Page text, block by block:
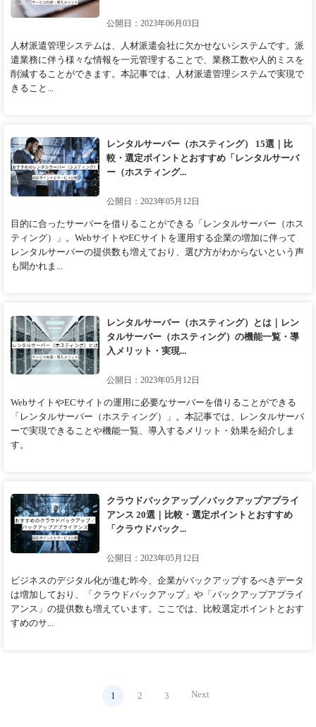
公開日：2023年06月03日
人材派遣管理システムは、人材派遣会社に欠かせないシステムです。派
遣業務に伴う様々な情報を一元管理することで、業務工数や人的ミスを
削減することができます。本記事では、人材派遣管理システムで実現で
きること...
レンタルサーバー（ホスティング） 15選｜比
較・選定ポイントとおすすめ「レンタルサーバ
ー（ホスティング...
公開日：2023年05月12日
目的に合ったサーバーを借りることができる「レンタルサーバー（ホス
ティング）」。WebサイトやECサイトを運用する企業の増加に伴って
レンタルサーバーの提供数も増えており、選び方がわからないという声
も聞かれま...
レンタルサーバー（ホスティング）とは｜レン
タルサーバー（ホスティング）の機能一覧・導
入メリット・実現...
公開日：2023年05月12日
WebサイトやECサイトの運用に必要なサーバーを借りることができる
「レンタルサーバー（ホスティング）」。本記事では、レンタルサーバ
ーで実現できることや機能一覧、導入するメリット・効果を紹介しま
す。
クラウドバックアップ／バックアップアプライ
アンス 20選｜比較・選定ポイントとおすすめ
「クラウドバック...
公開日：2023年05月12日
ビジネスのデジタル化が進む昨今、企業がバックアップするべきデータ
は増加しており、「クラウドバックアップ」や「バックアップアプライ
アンス」の提供数も増えています。ここでは、比較選定ポイントとおす
すめのサ...
1 2 3 Next